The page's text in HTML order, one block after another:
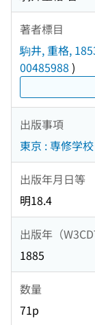
著者標目
駒井, 重格,
00485988 )
出版事項
東京 : 専修学校
出版年月日等
明18.4
出版年（
1885
数量
71p